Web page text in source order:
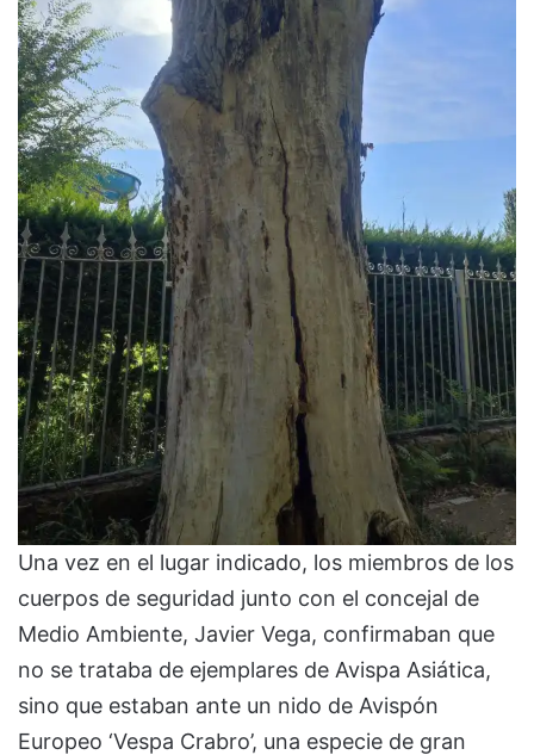
Una vez en el lugar indicado, los miembros de los
cuerpos de seguridad junto con el concejal de
Medio Ambiente, Javier Vega, confirmaban que
no se trataba de ejemplares de Avispa Asiática,
sino que estaban ante un nido de Avispón
Europeo ‘Vespa Crabro’, una especie de gran